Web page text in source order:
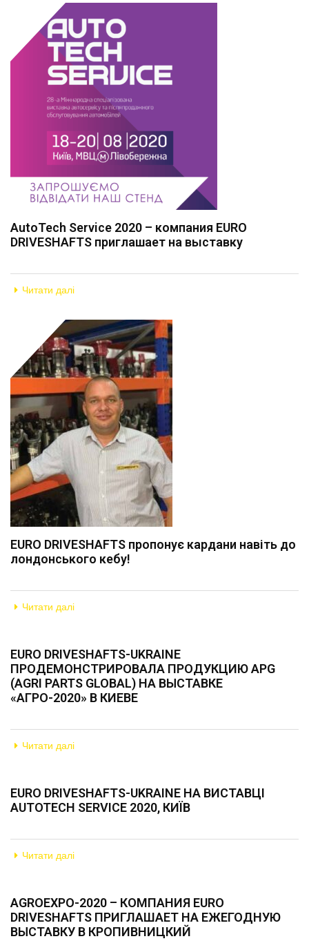
AutoTech Service 2020 – компания EURO
DRIVESHAFTS приглашает на выставку
Читати далі
EURO DRIVESHAFTS пропонує кардани навіть до
лондонського кебу!
Читати далі
EURO DRIVESHAFTS-UKRAINE
ПРОДЕМОНСТРИРОВАЛА ПРОДУКЦИЮ APG
(AGRI PARTS GLOBAL) НА ВЫСТАВКЕ
«АГРО-2020» В КИЕВЕ
Читати далі
EURO DRIVESHAFTS-UKRAINE НА ВИСТАВЦІ
AUTOTECH SERVICE 2020, КИЇВ
Читати далі
AGROEXPO-2020 – КОМПАНИЯ EURO
DRIVESHAFTS ПРИГЛАШАЕТ НА ЕЖЕГОДНУЮ
ВЫСТАВКУ В КРОПИВНИЦКИЙ